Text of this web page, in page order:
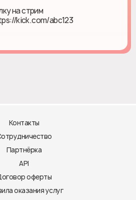
на стрим
kick.com/abc123
Контакты
Партнёрка
API
оферты
оказания услуг